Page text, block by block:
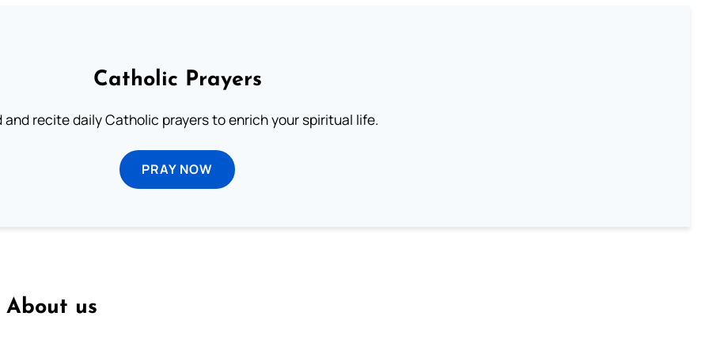
Catholic Prayers
and recite daily Catholic prayers to enrich your spiritual life.
PRAY NOW
About us